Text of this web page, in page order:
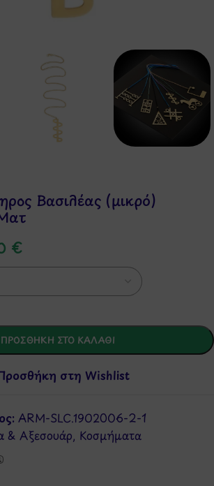
μεγέθυνση
Βασιλέας (μικρό)
€
ΠΡΟΣΘΉΚΗ ΣΤΟ ΚΑΛΆΘΙ
στη Wishlist
ARM-SLC.1902006-2-1
& Αξεσουάρ, Κοσμήματα